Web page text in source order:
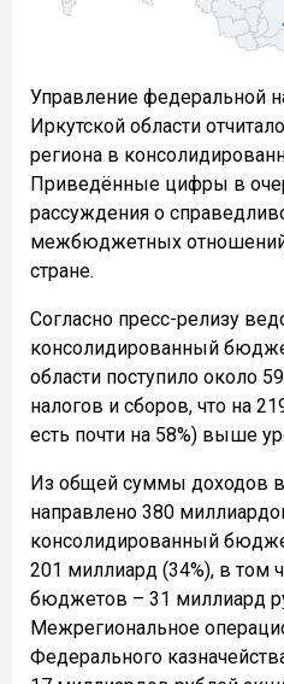
Управление федеральной
Иркутской области
региона в
Приведённые цифры в
рассуждения о
межбюджетных
стране.
Согласно пресс-релизу
консолидированный
области поступило около
налогов и сборов, что на
есть почти на 58%) выше
Из общей суммы доходов
направлено 380
консолидированный
201 миллиард (34%), в том
бюджетов – 31 миллиард
Межрегиональное
Федерального